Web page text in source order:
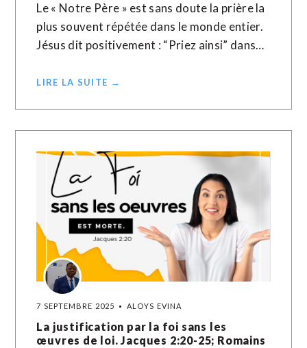
Le « Notre Père » est sans doute la prière la
plus souvent répétée dans le monde entier.
Jésus dit positivement : “Priez ainsi” dans…
LIRE LA SUITE →
7 SEPTEMBRE 2025 ALOYS EVINA
La justification par la foi sans les
œuvres de loi. Jacques 2:20-25; Romains